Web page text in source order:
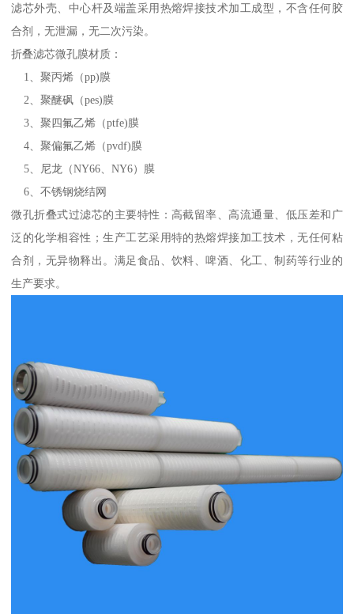
滤芯外壳、中心杆及端盖采用热熔焊接技术加工成型，不含任何胶
合剂，无泄漏，无二次污染。
折叠滤芯微孔膜材质：
1、聚丙烯（pp)膜
2、聚醚砜（pes)膜
3、聚四氟乙烯（ptfe)膜
4、聚偏氟乙烯（pvdf)膜
5、尼龙（NY66、NY6）膜
6、不锈钢烧结网
微孔折叠式过滤芯的主要特性：高截留率、高流通量、低压差和广
泛的化学相容性；生产工艺采用特的热熔焊接加工技术，无任何粘
合剂，无异物释出。满足食品、饮料、啤酒、化工、制药等行业的
生产要求。